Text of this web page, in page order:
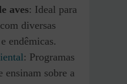
aves: Ideal para
diversas
endêmicas.
: Programas
ensinam sobre a